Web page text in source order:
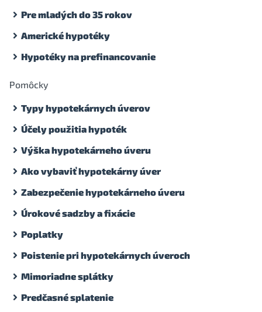
Pre mladých do 35 rokov
Americké hypotéky
Hypotéky na prefinancovanie
Pomôcky
Typy hypotekárnych úverov
Účely použitia hypoték
Výška hypotekárneho úveru
Ako vybaviť hypotekárny úver
Zabezpečenie hypotekárneho úveru
Úrokové sadzby a fixácie
Poplatky
Poistenie pri hypotekárnych úveroch
Mimoriadne splátky
Predčasné splatenie